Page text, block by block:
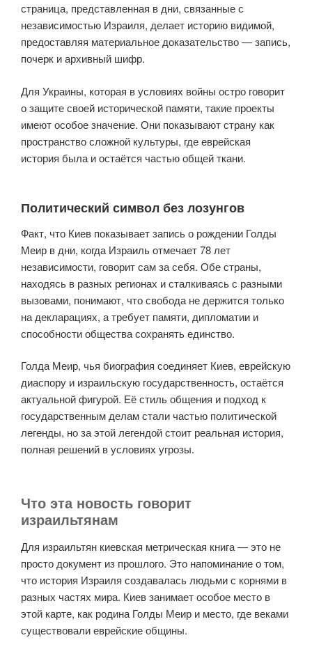
страница, представленная в дни, связанные с
независимостью Израиля, делает историю видимой,
предоставляя материальное доказательство — запись,
почерк и архивный шифр.
Для Украины, которая в условиях войны остро говорит
о защите своей исторической памяти, такие проекты
имеют особое значение. Они показывают страну как
пространство сложной культуры, где еврейская
история была и остаётся частью общей ткани.
Политический символ без лозунгов
Факт, что Киев показывает запись о рождении Голды
Меир в дни, когда Израиль отмечает 78 лет
независимости, говорит сам за себя. Обе страны,
находясь в разных регионах и сталкиваясь с разными
вызовами, понимают, что свобода не держится только
на декларациях, а требует памяти, дипломатии и
способности общества сохранять единство.
Голда Меир, чья биография соединяет Киев, еврейскую
диаспору и израильскую государственность, остаётся
актуальной фигурой. Её стиль общения и подход к
государственным делам стали частью политической
легенды, но за этой легендой стоит реальная история,
полная решений в условиях угрозы.
Что эта новость говорит
израильтянам
Для израильтян киевская метрическая книга — это не
просто документ из прошлого. Это напоминание о том,
что история Израиля создавалась людьми с корнями в
разных частях мира. Киев занимает особое место в
этой карте, как родина Голды Меир и место, где веками
существовали еврейские общины.